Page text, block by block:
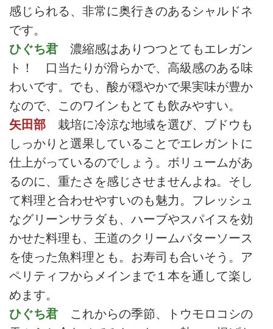
感じられる、非常に奥行きのあるシャルドネ
です。
ひぐち君 濃縮感はありつつとてもエレガン
ト！ 口当たりが滑らかで、高級感のある味
わいです。でも、酸が穏やかで果実味が豊か
なので、このワインもとても飲みやすい。
矢田部 栽培に冷涼な地域を選び、ブドウも
しっかりと選果していることでエレガントに
仕上がっているのでしょう。ボリュームがあ
るのに、重たさを感じさせませんよね。そし
て料理と合わせやすいのも魅力。フレッシュ
なグリーンサラダも、ハーブやスパイスを効
かせた料理も、王道のクリームバターソース
を使った魚料理とも。お寿司も合いそう。ア
ペリティフからメインまで１本を通して楽し
めます。
ひぐち君 これからの季節、トウモロコシの